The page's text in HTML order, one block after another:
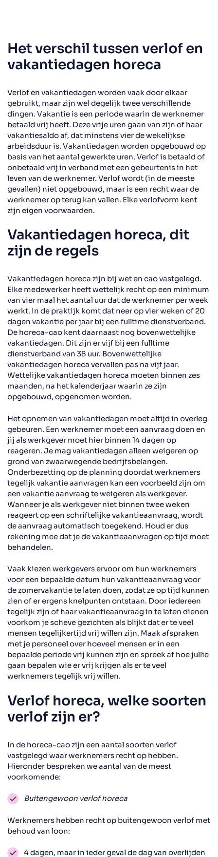
Het verschil tussen verlof en
vakantiedagen horeca
Verlof en vakantiedagen worden vaak door elkaar
gebruikt, maar zijn wel degelijk twee verschillende
dingen. Vakantie is een periode waarin de werknemer
betaald vrij heeft. Deze vrije uren gaan van zijn of haar
vakantiesaldo af, dat minstens vier de wekelijkse
arbeidsduur is. Vakantiedagen worden opgebouwd op
basis van het aantal gewerkte uren. Verlof is betaald of
onbetaald vrij in verband met een gebeurtenis in het
leven van de werknemer. Verlof wordt (in de meeste
gevallen) niet opgebouwd, maar is een recht waar de
werknemer op terug kan vallen. Elke verlofvorm kent
zijn eigen voorwaarden.
Vakantiedagen horeca, dit
zijn de regels
Vakantiedagen horeca zijn bij wet en cao vastgelegd.
Elke medewerker heeft wettelijk recht op een minimum
van vier maal het aantal uur dat de werknemer per week
werkt. In de praktijk komt dat neer op vier weken of 20
dagen vakantie per jaar bij een fulltime dienstverband.
De horeca-cao kent daarnaast nog bovenwettelijke
vakantiedagen. Dit zijn er vijf bij een fulltime
dienstverband van 38 uur. Bovenwettelijke
vakantiedagen horeca vervallen pas na vijf jaar.
Wettelijke vakantiedagen horeca moeten binnen zes
maanden, na het kalenderjaar waarin ze zijn
opgebouwd, opgenomen worden.
Het opnemen van vakantiedagen moet altijd in overleg
gebeuren. Een werknemer moet een aanvraag doen en
jij als werkgever moet hier binnen 14 dagen op
reageren. Je mag vakantiedagen alleen weigeren op
grond van zwaarwegende bedrijfsbelangen.
Onderbezetting op de planning doordat werknemers
tegelijk vakantie aanvragen kan een voorbeeld zijn om
een vakantie aanvraag te weigeren als werkgever.
Wanneer je als werkgever niet binnen twee weken
reageert op een schriftelijke vakantieaanvraag, wordt
de aanvraag automatisch toegekend. Houd er dus
rekening mee dat je de vakantieaanvragen op tijd moet
behandelen.
Vaak kiezen werkgevers ervoor om hun werknemers
voor een bepaalde datum hun vakantieaanvraag voor
de zomervakantie te laten doen, zodat ze op tijd kunnen
zien of er ergens knelpunten ontstaan. Door iedereen
tegelijk zijn of haar vakantieaanvraag in te laten dienen
voorkom je scheve gezichten als blijkt dat er te veel
mensen tegelijkertijd vrij willen zijn. Maak afspraken
met je personeel over hoeveel mensen er in een
bepaalde periode vrij kunnen zijn en spreek af hoe jullie
gaan bepalen wie er vrij krijgen als er te veel
werknemers tegelijk vrij willen.
Verlof horeca, welke soorten
verlof zijn er?
In de horeca-cao zijn een aantal soorten verlof
vastgelegd waar werknemers recht op hebben.
Hieronder bespreken we aantal van de meest
voorkomende:
Buitengewoon verlof horeca
Werknemers hebben recht op buitengewoon verlof met
behoud van loon:
4 dagen, maar in ieder geval de dag van overlijden